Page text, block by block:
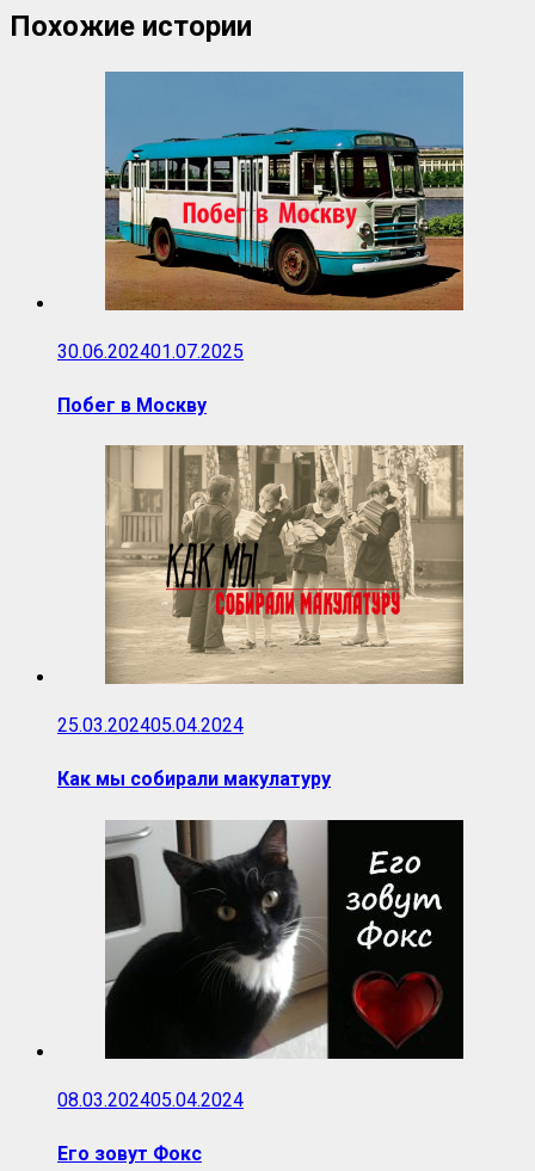
Похожие истории
30.06.202401.07.2025
Побег в Москву
25.03.202405.04.2024
Как мы собирали макулатуру
08.03.202405.04.2024
Его зовут Фокс